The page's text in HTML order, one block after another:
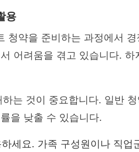
용
청약을 준비하는 과정에서
어려움을 겪고 있습니다.
하는 것이 중요합니다. 일반
을 낮출 수 있습니다.
세요. 가족 구성원이나 직